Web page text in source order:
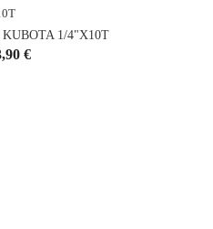
KUBOTA 1/4"x10T
€